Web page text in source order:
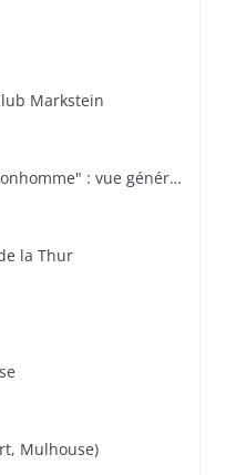
Markstein
Les Hautes-Vosges : le village "Le Bonhomme" : vue générale
la Thur
Mulhouse)